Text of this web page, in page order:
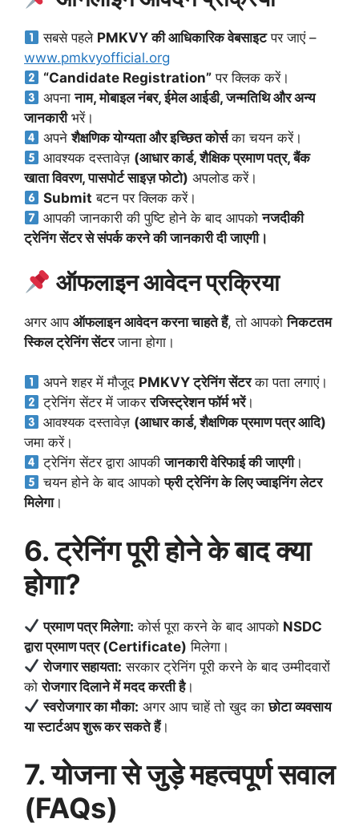
सबसे पहले PMKVY की आधिकारिक वेबसाइटपर जाएं –
www.pmkvyofficial.org
“Candidate Registration” पर क्लिक करें।
अपनानाम, मोबाइल नंबर, ईमेल आईडी, जन्मतिथि और अन्य
जानकारीभरें।
अपनेशैक्षणिक योग्यता और इच्छित कोर्सका चयन करें।
आवश्यक दस्तावेज़ (आधार कार्ड, शैक्षिक प्रमाण पत्र, बैंक
खाता विवरण, पासपोर्ट साइज़ फोटो) अपलोड करें।
Submit बटन पर क्लिक करें।
आपकी जानकारी की पुष्टि होने के बाद आपकोनजदीकी
ट्रेनिंग सेंटर से संपर्क करने की जानकारी दी जाएगी।
ऑफलाइन आवेदन प्रक्रिया
अगर आप ऑफलाइन आवेदन करना चाहते हैं, तो आपकोनिकटतम
स्किल ट्रेनिंग सेंटरजाना होगा।
अपने शहर में मौजूद PMKVY ट्रेनिंग सेंटरका पता लगाएं।
ट्रेनिंग सेंटर में जाकररजिस्ट्रेशन फॉर्म भरें।
आवश्यक दस्तावेज़ (आधार कार्ड, शैक्षणिक प्रमाण पत्र आदि)
जमा करें।
ट्रेनिंग सेंटर द्वारा आपकीजानकारी वेरिफाई की जाएगी।
चयन होने के बाद आपकोफ्री ट्रेनिंग के लिए ज्वाइनिंग लेटर
मिलेगा।
6. ट्रेनिंग पूरी होने के बाद क्या
होगा?
प्रमाण पत्र मिलेगा: कोर्स पूरा करने के बाद आपको NSDC
द्वारा प्रमाण पत्र (Certificate) मिलेगा।
रोजगार सहायता: सरकार ट्रेनिंग पूरी करने के बाद उम्मीदवारों
कोरोजगार दिलाने में मदद करती है।
स्वरोजगार का मौका: अगर आप चाहें तो खुद काछोटा व्यवसाय
या स्टार्टअप शुरू कर सकते हैं।
7. योजना से जुड़े महत्वपूर्ण सवाल
(FAQs)